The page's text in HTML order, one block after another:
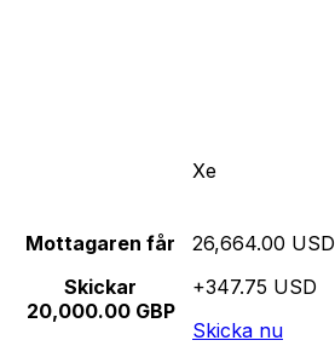
Xe
Mottagaren får
Skickar
20,000.00 GBP
26,664.00 USD
+347.75 USD
Skicka nu